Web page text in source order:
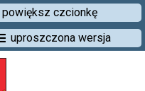
powiększ czcionkę
uproszczona wersja